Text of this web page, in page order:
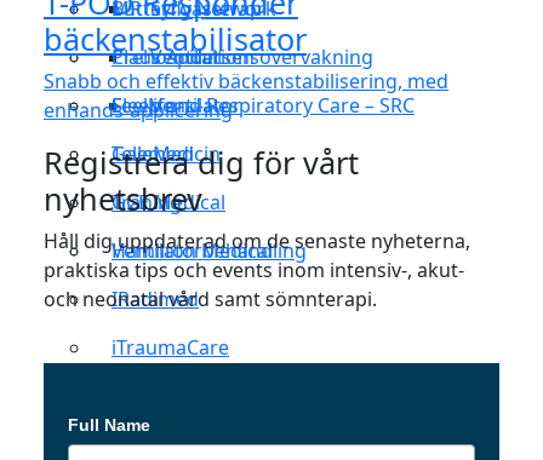
Syrgasterapi
Ventilationsövervakning
Ventilator
MR
Prehospitalt
Sleep and Respiratory Care – SRC
Telemedicin
Träning
Ventilatorbehandling
Butterfly Network
Claus Andersen
Feellife
GaleMed
GCE Medical
Hamilton Medical
IRadimed
iTraumaCare
LMT Medical Systems
bäckenstabilisator
Snabb och effektiv bäckenstabilisering, med
enhands-applicering
Registrera dig för vårt
nyhetsbrev
Håll dig uppdaterad om de senaste nyheterna,
praktiska tips och events inom intensiv-, akut-
och neonatal vård samt sömnterapi.
Full Name